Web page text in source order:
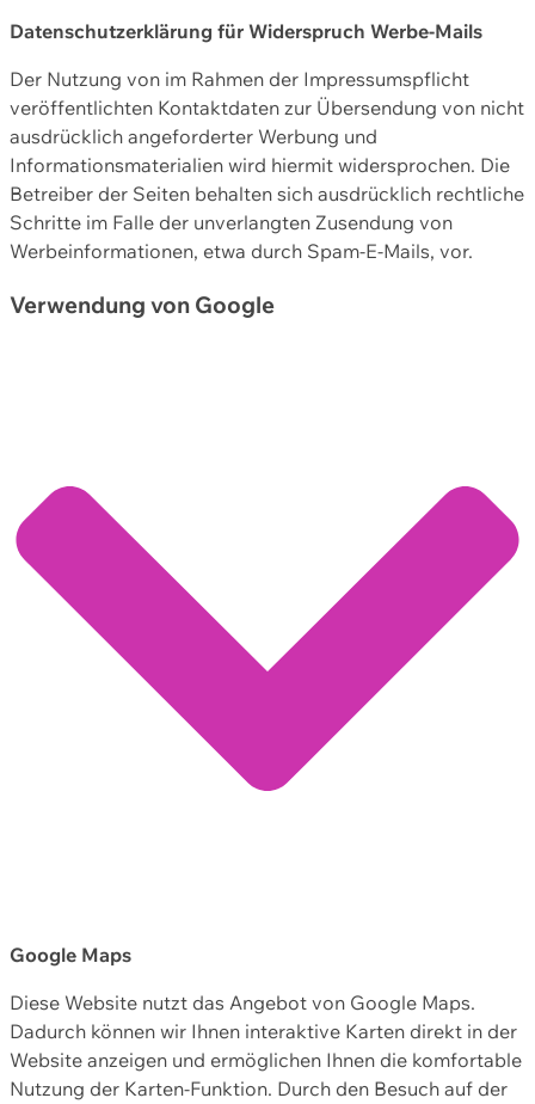
Datenschutzerklärung für Widerspruch Werbe-Mails
Der Nutzung von im Rahmen der Impressumspflicht
veröffentlichten Kontaktdaten zur Übersendung von nicht
ausdrücklich angeforderter Werbung und
Informationsmaterialien wird hiermit widersprochen. Die
Betreiber der Seiten behalten sich ausdrücklich rechtliche
Schritte im Falle der unverlangten Zusendung von
Werbeinformationen, etwa durch Spam-E-Mails, vor.
Verwendung von Google
Google Maps
Diese Website nutzt das Angebot von Google Maps.
Dadurch können wir Ihnen interaktive Karten direkt in der
Website anzeigen und ermöglichen Ihnen die komfortable
Nutzung der Karten-Funktion. Durch den Besuch auf der